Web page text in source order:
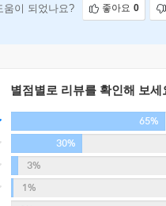
환경에서 자존감에 상처를
한다.
든 독창적 훈련법
자존감 높아지는 ‘자존감 사
질 수도 있나요?”라는 질
움이 되었나요? 좋아요 0
별점별로 리뷰를 확인해 보세
65%
30%
3%
1%